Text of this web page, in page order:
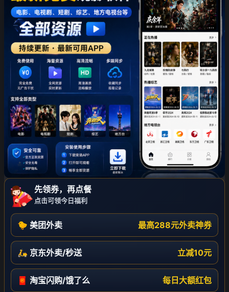
先领券，再点餐
点击可领今日福利
🐤 美团外卖 最高288元外卖神券
🛵 京东外卖/秒送 立减10元
🧧 淘宝闪购/饿了么 每日大额红包
❄